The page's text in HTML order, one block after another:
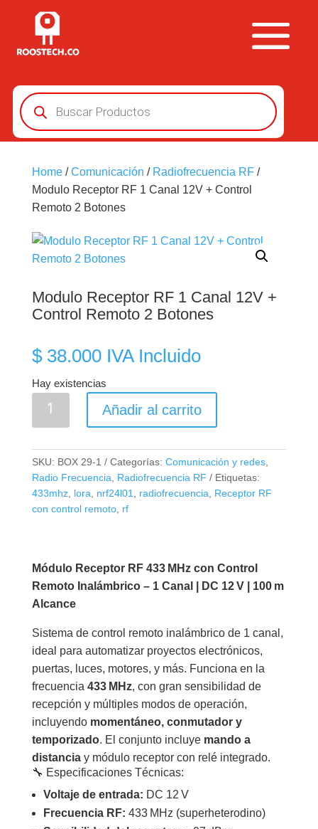
Búsqueda
de
productos
Home/Comunicación / Radiofrecuencia RF/
Modulo Receptor RF 1 Canal 12V + Control
Remoto 2 Botones
Modulo Receptor RF 1 Canal 12V +
Control Remoto 2 Botones
$38.000 IVA Incluido
Hay existencias
Modulo
Canal
12V
+
2
Botones
cantidad
Añadir al carrito
SKU: BOX 29-1 Categorías: Comunicación y redes,
Radio Frecuencia
Radiofrecuencia RF
Etiquetas:
433mhz, lora nrf24l01 radiofrecuencia
Receptor RF
con control remoto, rf
Módulo Receptor RF 433 MHz con Control
Remoto Inalámbrico – 1 Canal | DC 12 V | 100 m
Alcance
Sistema de control remoto inalámbrico de 1 canal,
ideal para automatizar proyectos electrónicos,
puertas, luces, motores, y más. Funciona en la
frecuencia 433 MHz, con gran sensibilidad de
recepción y múltiples modos de operación,
incluyendo momentáneo, conmutador y
temporizado. El conjunto incluye mando a
distanciay módulo receptor con relé integrado.
🔧 Especificaciones Técnicas:
Voltaje de entrada: DC 12 V
Frecuencia RF: 433 MHz (superheterodino)